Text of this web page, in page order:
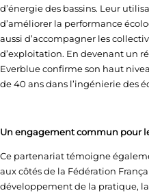
d’énergie des bassins. Leur
d’améliorer la performance
aussi d’accompagner les
d’exploitation. En devenant un
Everblue confirme son haut
de 40 ans dans l’ingénierie des
Un engagement commun pour
Ce partenariat témoigne
aux côtés de la Fédération
développement de la pratique,